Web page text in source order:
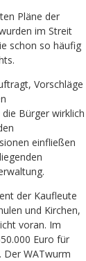
Pläne der
im Streit
schon so häufig
Vorschläge
Bürger wirklich
einfließen
der Kaufleute
und Kirchen,
voran. Im
Euro für
Der WATwurm